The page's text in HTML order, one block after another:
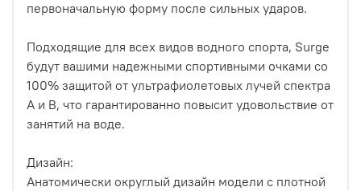
первоначальную форму после сильных ударов.
Подходящие для всех видов водного спорта, Surge
будут вашими надежными спортивными очками со
100% защитой от ультрафиолетовых лучей спектра
А и В, что гарантированно повысит удовольствие от
занятий на воде.
Дизайн:
Анатомически округлый дизайн модели с плотной